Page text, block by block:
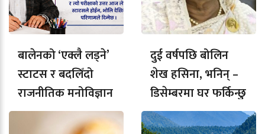
बालेनको ‘एक्लै लड्ने’
स्टाटस र बदलिँदो
राजनीतिक मनोविज्ञान
दुई वर्षपछि बोलिन
शेख हसिना, भनिन् –
डिसेम्बरमा घर फर्किन्छु